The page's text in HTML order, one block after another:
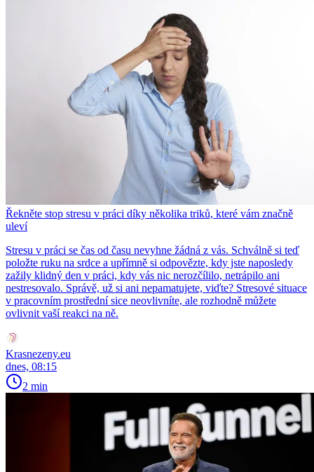
Řekněte stop stresu v práci díky několika triků, které vám značně
uleví
Stresu v práci se čas od času nevyhne žádná z vás. Schválně si teď
položte ruku na srdce a upřímně si odpovězte, kdy jste naposledy
zažily klidný den v práci, kdy vás nic nerozčílilo, netrápilo ani
nestresovalo. Správě, už si ani nepamatujete, viďte? Stresové situace
v pracovním prostřední sice neovlivníte, ale rozhodně můžete
ovlivnit vaší reakci na ně.
Krasnezeny.eu
dnes, 08:15
2 min